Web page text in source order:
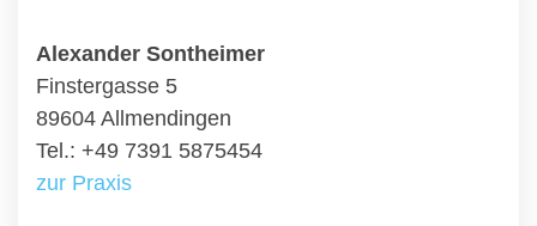
Alexander Sontheimer
Finstergasse 5
89604 Allmendingen
Tel.: +49 7391 5875454
zur Praxis